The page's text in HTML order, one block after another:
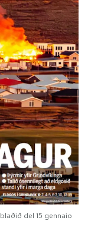
del 15 gennaio